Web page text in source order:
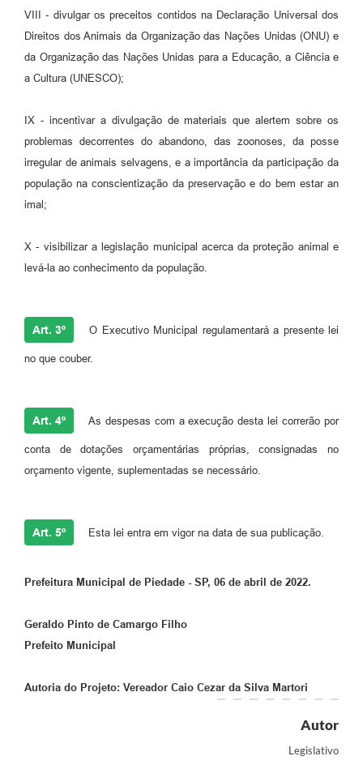
VIII - divulgar os preceitos contidos na Declaração Universal dos
Direitos dos Animais da Organização das Nações Unidas (ONU) e
da Organização das Nações Unidas para a Educação, a Ciência e
a Cultura (UNESCO);
IX - incentivar a divulgação de materiais que alertem sobre os
problemas decorrentes do abandono, das zoonoses, da posse
irregular de animais selvagens, e a importância da participação da
população na conscientização da preservação e do bem estar an
imal;
X - visibilizar a legislação municipal acerca da proteção animal e
levá-la ao conhecimento da população.
Art. 3º O Executivo Municipal regulamentará a presente lei
no que couber.
Art. 4º As despesas com a execução desta lei correrão por
conta de dotações orçamentárias próprias, consignadas no
orçamento vigente, suplementadas se necessário.
Art. 5º Esta lei entra em vigor na data de sua publicação.
Prefeitura Municipal de Piedade - SP, 06 de abril de 2022.
Geraldo Pinto de Camargo Filho
Prefeito Municipal
Autoria do Projeto: Vereador Caio Cezar da Silva Martori
Autor
Legislativo